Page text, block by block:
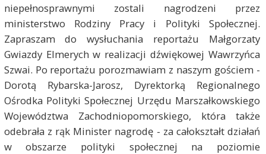
niepełnosprawnymi zostali nagrodzeni przez
ministerstwo Rodziny Pracy i Polityki Społecznej.
Zapraszam do wysłuchania reportażu Małgorzaty
Gwiazdy Elmerych w realizacji dźwiękowej Wawrzyńca
Szwai. Po reportażu porozmawiam z naszym gościem -
Dorotą Rybarska-Jarosz, Dyrektorką Regionalnego
Ośrodka Polityki Społecznej Urzędu Marszałkowskiego
Województwa Zachodniopomorskiego, która także
odebrała z rąk Minister nagrodę - za całokształt działań
w obszarze polityki społecznej na poziomie